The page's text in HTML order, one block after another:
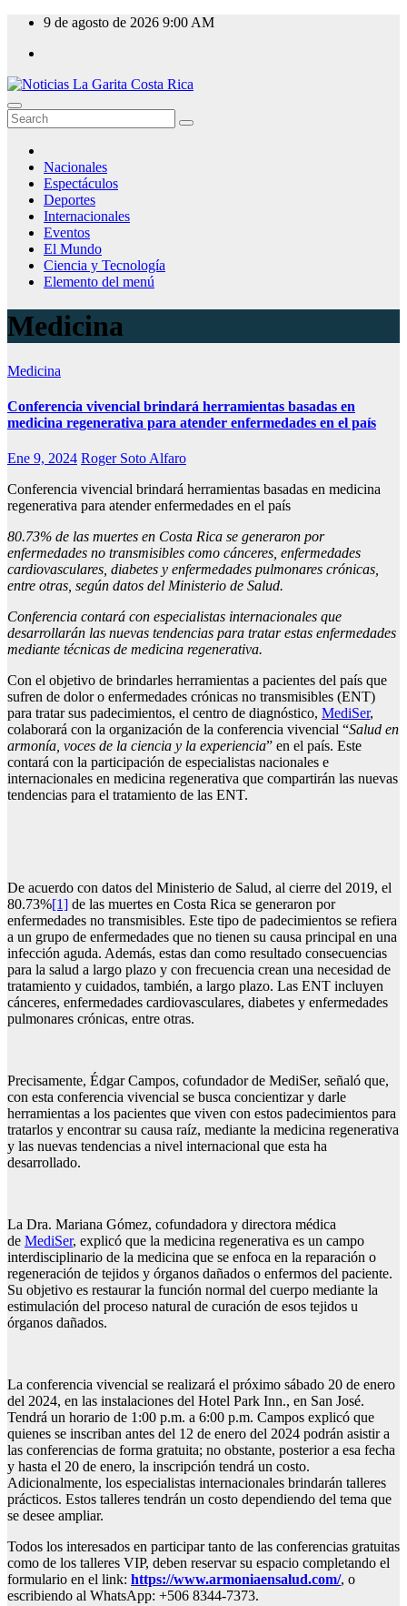
Skip
content
9 de agosto de 2026 9:00 AM
Nacionales
Espectáculos
Deportes
Internacionales
Eventos
El Mundo
Ciencia y Tecnología
Elemento del menú
Medicina
Medicina
Conferencia vivencial brindará herramientas basadas en
medicina regenerativa para atender enfermedades en el país
Ene 9, 2024 Roger Soto Alfaro
Conferencia vivencial brindará herramientas basadas en medicina
regenerativa para atender enfermedades en el país
80.73% de las muertes en Costa Rica se generaron por
enfermedades no transmisibles como cánceres, enfermedades
cardiovasculares, diabetes y enfermedades pulmonares crónicas,
entre otras, según datos del Ministerio de Salud.
Conferencia contará con especialistas internacionales que
desarrollarán las nuevas tendencias para tratar estas enfermedades
mediante técnicas de medicina regenerativa.
Con el objetivo de brindarles herramientas a pacientes del país que
sufren de dolor o enfermedades crónicas no transmisibles (ENT)
para tratar sus padecimientos, el centro de diagnóstico, MediSer,
colaborará con la organización de la conferencia vivencial “Salud en
armonía, voces de la ciencia y la experiencia” en el país. Este
contará con la participación de especialistas nacionales e
internacionales en medicina regenerativa que compartirán las nuevas
tendencias para el tratamiento de las ENT.
De acuerdo con datos del Ministerio de Salud, al cierre del 2019, el
80.73%[1] de las muertes en Costa Rica se generaron por
enfermedades no transmisibles. Este tipo de padecimientos se refiera
a un grupo de enfermedades que no tienen su causa principal en una
infección aguda. Además, estas dan como resultado consecuencias
para la salud a largo plazo y con frecuencia crean una necesidad de
tratamiento y cuidados, también, a largo plazo. Las ENT incluyen
cánceres, enfermedades cardiovasculares, diabetes y enfermedades
pulmonares crónicas, entre otras.
Precisamente, Édgar Campos, cofundador de MediSer, señaló que,
con esta conferencia vivencial se busca concientizar y darle
herramientas a los pacientes que viven con estos padecimientos para
tratarlos y encontrar su causa raíz, mediante la medicina regenerativa
y las nuevas tendencias a nivel internacional que esta ha
desarrollado.
La Dra. Mariana Gómez, cofundadora y directora médica
de MediSer, explicó que la medicina regenerativa es un campo
interdisciplinario de la medicina que se enfoca en la reparación o
regeneración de tejidos y órganos dañados o enfermos del paciente.
Su objetivo es restaurar la función normal del cuerpo mediante la
estimulación del proceso natural de curación de esos tejidos u
órganos dañados.
La conferencia vivencial se realizará el próximo sábado 20 de enero
del 2024, en las instalaciones del Hotel Park Inn., en San José.
Tendrá un horario de 1:00 p.m. a 6:00 p.m. Campos explicó que
quienes se inscriban antes del 12 de enero del 2024 podrán asistir a
las conferencias de forma gratuita; no obstante, posterior a esa fecha
y hasta el 20 de enero, la inscripción tendrá un costo.
Adicionalmente, los especialistas internacionales brindarán talleres
prácticos. Estos talleres tendrán un costo dependiendo del tema que
se desee ampliar.
Todos los interesados en participar tanto de las conferencias gratuitas
como de los talleres VIP, deben reservar su espacio completando el
formulario en el link: https://www.armoniaensalud.com/, o
escribiendo al WhatsApp: +506 8344-7373.